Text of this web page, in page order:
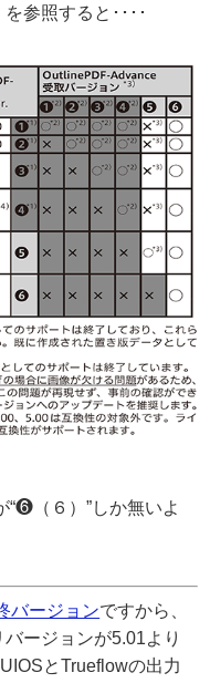
を参照すると････
“❻（６）”しか無いよ
バージョンですから、
ージョンが5.01より
とTrueflowの出力